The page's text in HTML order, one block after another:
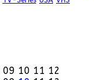
09 10 11 12